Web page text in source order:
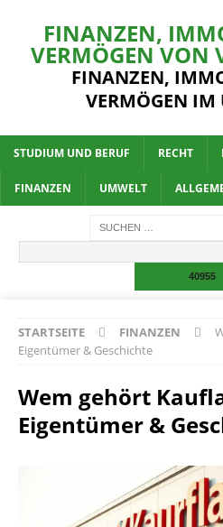
FINANZEN,
VERMÖGEN VON
FINANZEN,
VERMÖGEN IM
STUDIUM UND BERUF RECHT
FINANZEN UMWELT
STARTSEITE FINANZEN
Eigentümer & Geschichte
Wem gehört
Eigentümer &